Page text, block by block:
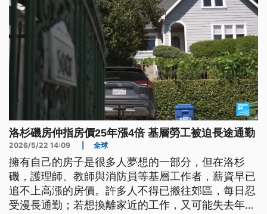
洛杉磯房仲指房價25年漲4倍 基層勞工被迫長途通勤
2026/5/22 14:09 全球
擁有自己的房子是很多人夢想的一部分，但在洛杉
磯，護理師、教師與消防員等基層工作者，薪資早已
追不上高漲的房價。許多人不得已搬往郊區，每日忍
受漫長通勤；若想換離家近的工作，又可能失去年資